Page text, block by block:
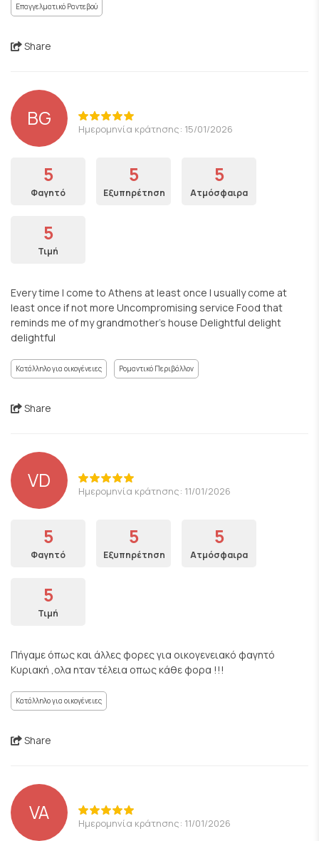
Επαγγελματικό Ραντεβού
Share
BG Ημερομηνία κράτησης: 15/01/2026
5
Φαγητό
5
Εξυπηρέτηση
5
Ατμόσφαιρα
5
Τιμή
Every time I come to Athens at least once I usually come at
least once if not more Uncompromising service Food that
reminds me of my grandmother's house Delightful delight
delightful
Κατάλληλο για οικογένειες Ρομαντικό Περιβάλλον
Share
VD Ημερομηνία κράτησης: 11/01/2026
5
Φαγητό
5
Εξυπηρέτηση
5
Ατμόσφαιρα
5
Τιμή
Πήγαμε όπως και άλλες φορες για οικογενειακό φαγητό
Κυριακή ,ολα ηταν τέλεια οπως κάθε φορα !!!
Κατάλληλο για οικογένειες
Share
VA Ημερομηνία κράτησης: 11/01/2026